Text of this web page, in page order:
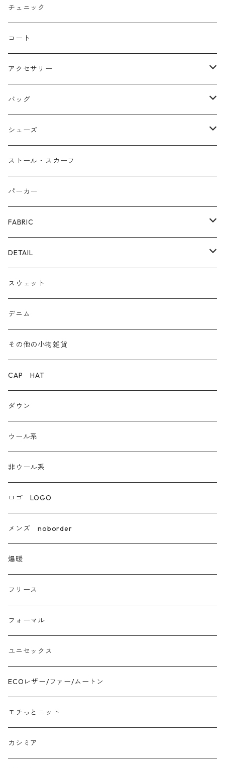
ストレート
リバーシブル
バルーン
チュニック
コート
アクセサリー
ネックレス
バングル
ピアス/イヤリング
リング
バッグ
本革
布帛
カゴ
ファー
ECOレザー/ファー/ムートン
シューズ
サンダル/ミュール
スニーカー/カジュアルシューズ
パンプス/綺麗めシューズ
ブーツ
ストール・スカーフ
パーカー
FABRIC
裏毛スウェット
爆暖フリース裏起毛
ボア
デニム
ダウン
ダンガリー
ウール系
非ウール系
エコレザー合成皮革
カシミア
ラクーン フェレット フォックス
モヘア
モチッとニット
ツイード
ジャガード
接触冷感
プリント柄物
DETAIL
ロゴ
前後２WAY
スウェット
デニム
その他の小物雑貨
CAP HAT
ダウン
ウール系
非ウール系
ロゴ LOGO
メンズ noborder
爆暖
フリース
フォーマル
ユニセックス
ECOレザー/ファー/ムートン
モチっとニット
カシミア